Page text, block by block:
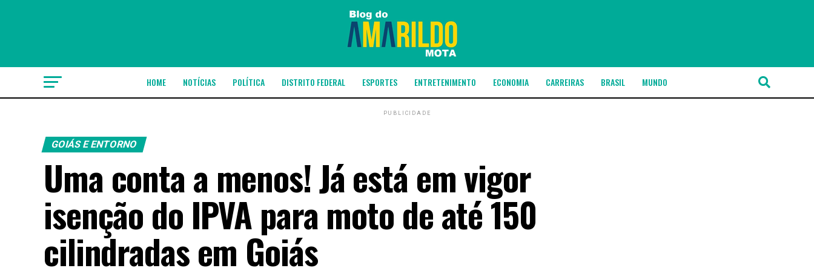
HOME NOTÍCIAS POLÍTICA DISTRITO FEDERAL ESPORTES ENTRETENIMENTO ECONOMIA CARREIRAS BRASIL MUNDO
PUBLICIDADE
GOIÁS E ENTORNO
Uma conta a menos! Já está em vigor
isenção do IPVA para moto de até 150
cilindradas em Goiás